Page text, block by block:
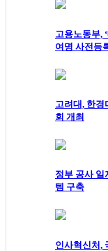
고용노동부,
여명 사전등
고려대, 한경
회 개최
정부 공사 일
템 구축
인사혁신처,